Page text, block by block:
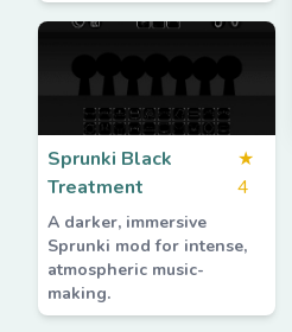
Sprunki Black
Treatment
★
4
A darker, immersive
Sprunki mod for intense,
atmospheric music-
making.